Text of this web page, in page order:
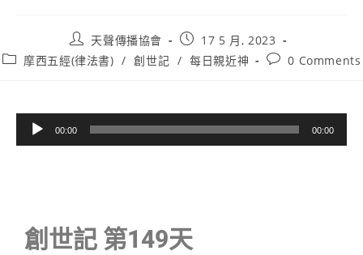
天聲傳播協會
17 5 月, 2023
摩西五經(律法書) / 創世記 / 每日親近神 0 Comments
訊
00:00 00:00
創世記 第149天